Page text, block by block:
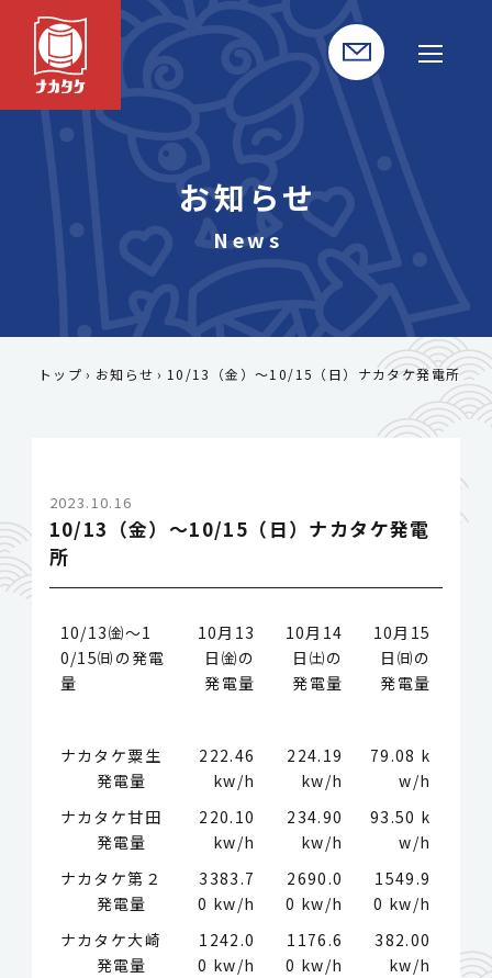
お知らせ
トップ お知らせ 10/13（金）～10/15（日）ナカタケ発電所
2023.10.16
10/13（金）～10/15（日）ナカタケ発電
所
10/13㈮～1
0/15㈰の発電
量
10月13
日㈮の
発電量
10月14
日㈯の
発電量
10月15
日㈰の
発電量
ナカタケ粟生
発電量
222.46
kw/h
224.19
kw/h
79.08 k
w/h
ナカタケ甘田
発電量
220.10
kw/h
234.90
kw/h
93.50 k
w/h
ナカタケ第２
発電量
3383.7
0 kw/h
2690.0
0 kw/h
1549.9
0 kw/h
ナカタケ大崎
発電量
1242.0
0 kw/h
1176.6
0 kw/h
382.00
kw/h